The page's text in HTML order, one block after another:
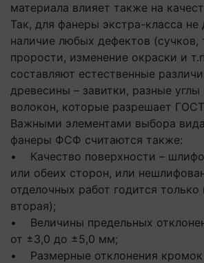
материала влияет также на
Так, для фанеры экстра-класса не
наличие любых дефектов (сучков,
прорости, изменение окраски и
составляют естественные
древесины – завитки, разные углы
волокон, которые разрешает
Важными элементами выбора
фанеры ФСФ считаются также:
• Качество поверхности –
или обеих сторон, или
отделочных работ годится только
вторая);
• Величины предельных
от ±3,0 до ±5,0 мм;
• Размерные отклонения кромок